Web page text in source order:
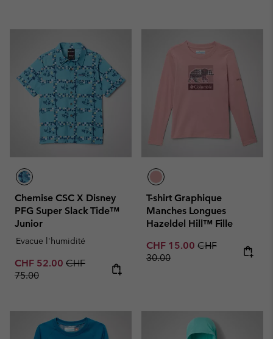
Chemise CSC X Disney
PFG Super Slack Tide™
Junior
Evacue l'humidité
Sale price:
CHF 52.00 Regular price:
CHF
75.00
T-shirt Graphique
Manches Longues
Hazeldel Hill™ Fille
Sale price:
CHF 15.00 Regular price:
CHF
30.00